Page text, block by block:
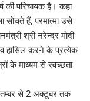
की परिचायक है। कहा
सोचते हैं, परमात्मा उसे
श्री नरेन्द्र मोदी
हासिल करने के प्रत्येक
के माध्यम से स्वच्छता
से 2 अक्टूबर तक